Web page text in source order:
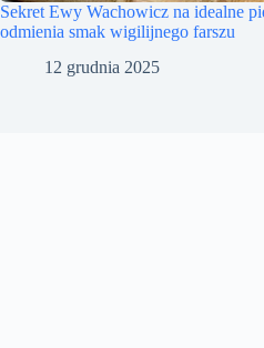
Sekret Ewy Wachowicz na idealne
odmienia smak wigilijnego farszu
12 grudnia 2025